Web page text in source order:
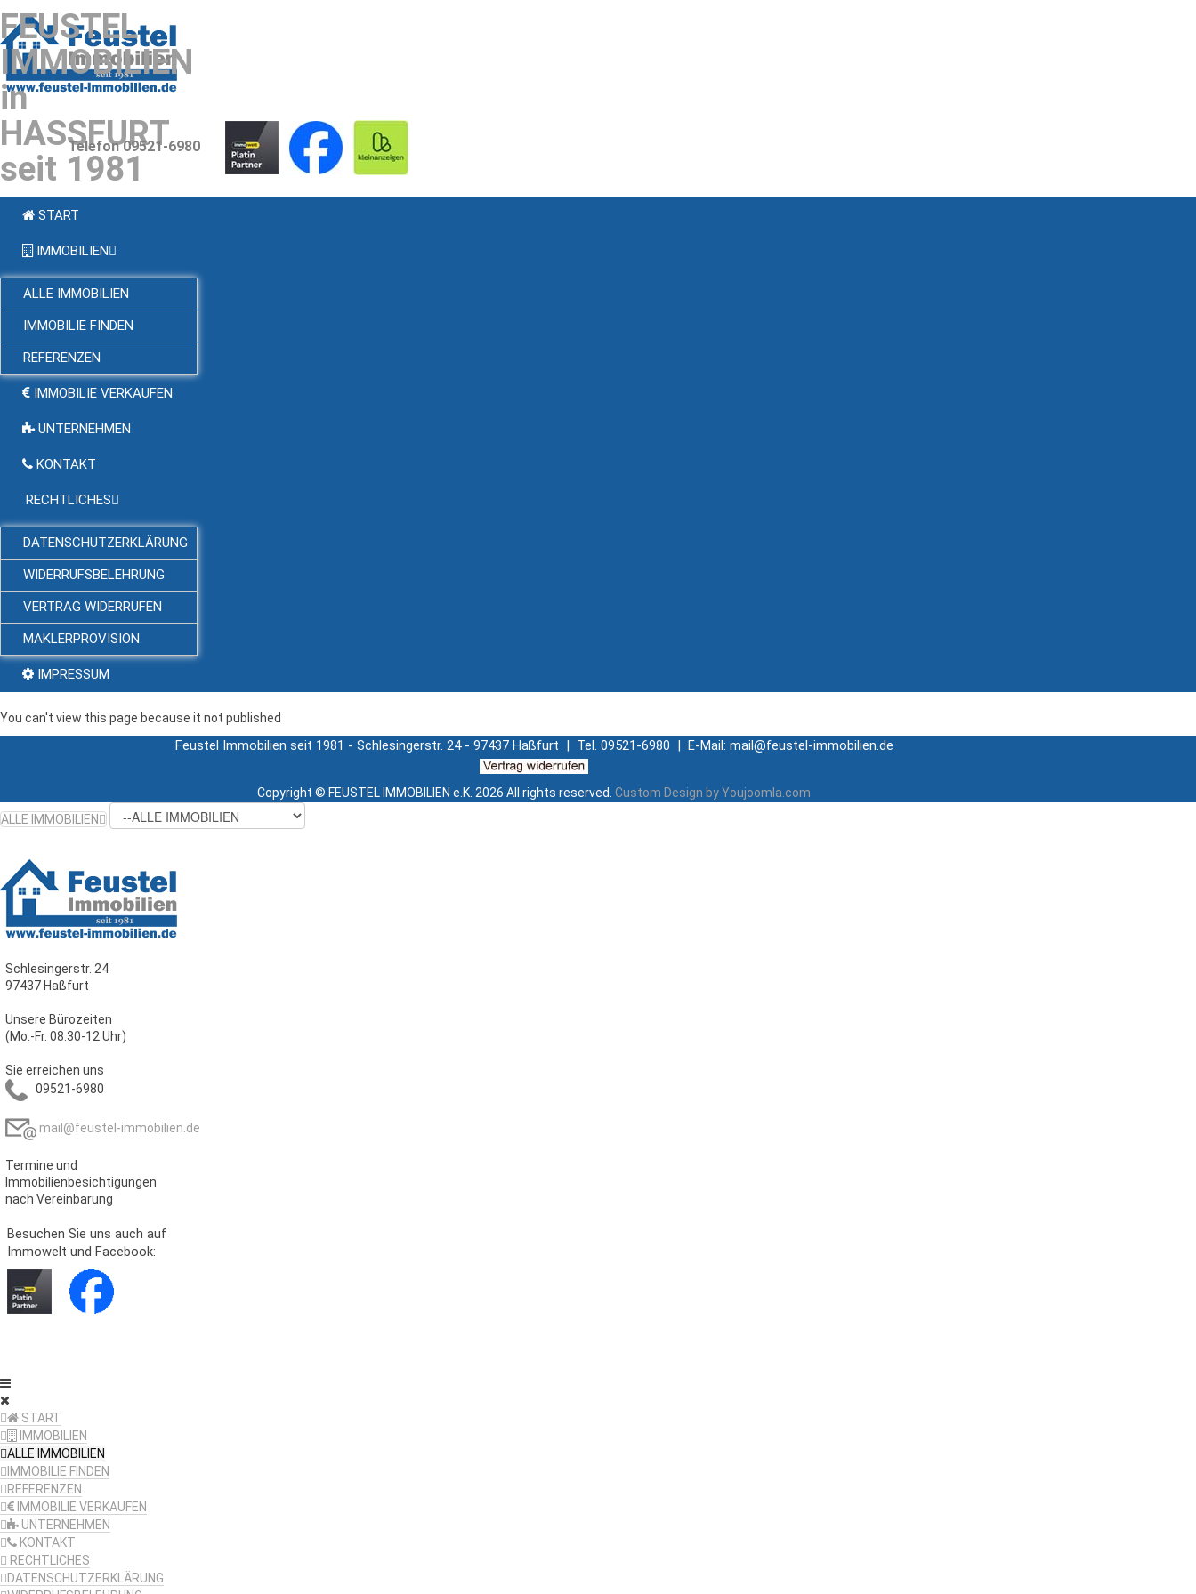
FEUSTEL
IMMOBILIEN
in
HASSFURT
seit 1981
Telefon 09521-6980
START
IMMOBILIEN
ALLE IMMOBILIEN
IMMOBILIE FINDEN
REFERENZEN
IMMOBILIE VERKAUFEN
UNTERNEHMEN
KONTAKT
RECHTLICHES
DATENSCHUTZERKLÄRUNG
WIDERRUFSBELEHRUNG
VERTRAG WIDERRUFEN
MAKLERPROVISION
IMPRESSUM
You can't view this page because it not published
Feustel Immobilien seit 1981 - Schlesingerstr. 24 - 97437 Haßfurt | Tel. 09521-6980 | E-Mail: mail@feustel-immobilien.de
Copyright © FEUSTEL IMMOBILIEN e.K. 2026 All rights reserved. Custom Design by Youjoomla.com
ALLE IMMOBILIEN
Schlesingerstr. 24
97437 Haßfurt
Unsere Bürozeiten
(Mo.-Fr. 08.30-12 Uhr)
Sie erreichen uns
09521-6980
mail@feustel-immobilien.de
Termine und
Immobilienbesichtigungen
nach Vereinbarung
Besuchen Sie uns auch auf
Immowelt und Facebook:
START
IMMOBILIEN
ALLE IMMOBILIEN
IMMOBILIE FINDEN
REFERENZEN
IMMOBILIE VERKAUFEN
UNTERNEHMEN
KONTAKT
RECHTLICHES
DATENSCHUTZERKLÄRUNG